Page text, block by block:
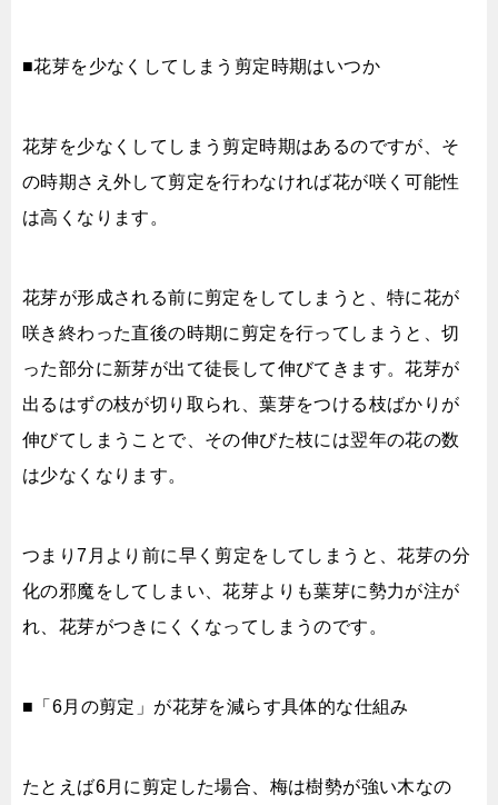
■花芽を少なくしてしまう剪定時期はいつか
花芽を少なくしてしまう剪定時期はあるのですが、そ
の時期さえ外して剪定を行わなければ花が咲く可能性
は高くなります。
花芽が形成される前に剪定をしてしまうと、特に花が
咲き終わった直後の時期に剪定を行ってしまうと、切
った部分に新芽が出て徒長して伸びてきます。花芽が
出るはずの枝が切り取られ、葉芽をつける枝ばかりが
伸びてしまうことで、その伸びた枝には翌年の花の数
は少なくなります。
つまり7月より前に早く剪定をしてしまうと、花芽の分
化の邪魔をしてしまい、花芽よりも葉芽に勢力が注が
れ、花芽がつきにくくなってしまうのです。
■「6月の剪定」が花芽を減らす具体的な仕組み
たとえば6月に剪定した場合、梅は樹勢が強い木なの